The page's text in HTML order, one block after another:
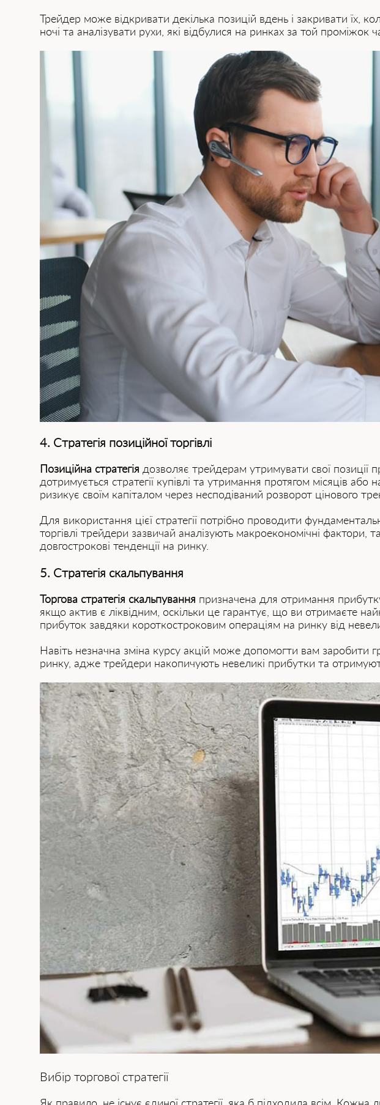
Трейдер може відкривати декілька позицій вдень і закривати їх,
ночі та аналізувати рухи, які відбулися на ринках за той проміжок
4. Стратегія позиційної торгівлі
Позиційна стратегія дозволяє трейдерам утримувати свої позиції
дотримується стратегії купівлі та утримання протягом місяців
ризикує своїм капіталом через несподіваний розворот цінового
Для використання цієї стратегії потрібно проводити
торгівлі трейдери зазвичай аналізують макроекономічні
довгострокові тенденції на ринку.
5. Стратегія скальпування
Торгова стратегія скальпування призначена для отримання
якщо актив є ліквідним, оскільки це гарантує, що ви отримаєте
прибуток завдяки короткостроковим операціям на ринку від
Навіть незначна зміна курсу акцій може допомогти вам заробити
ринку, адже трейдери накопичують невеликі прибутки та
Вибір торгової стратегії